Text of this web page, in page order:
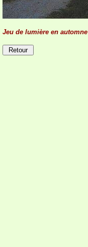
Jeu de lumière en automne